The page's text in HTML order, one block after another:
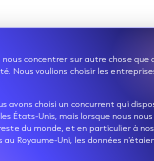
nous concentrer sur autre chose que
Nous voulions choisir les
avons choisi un concurrent qui
États-Unis, mais lorsque nous
du monde, et en particulier à
Royaume-Uni, les données